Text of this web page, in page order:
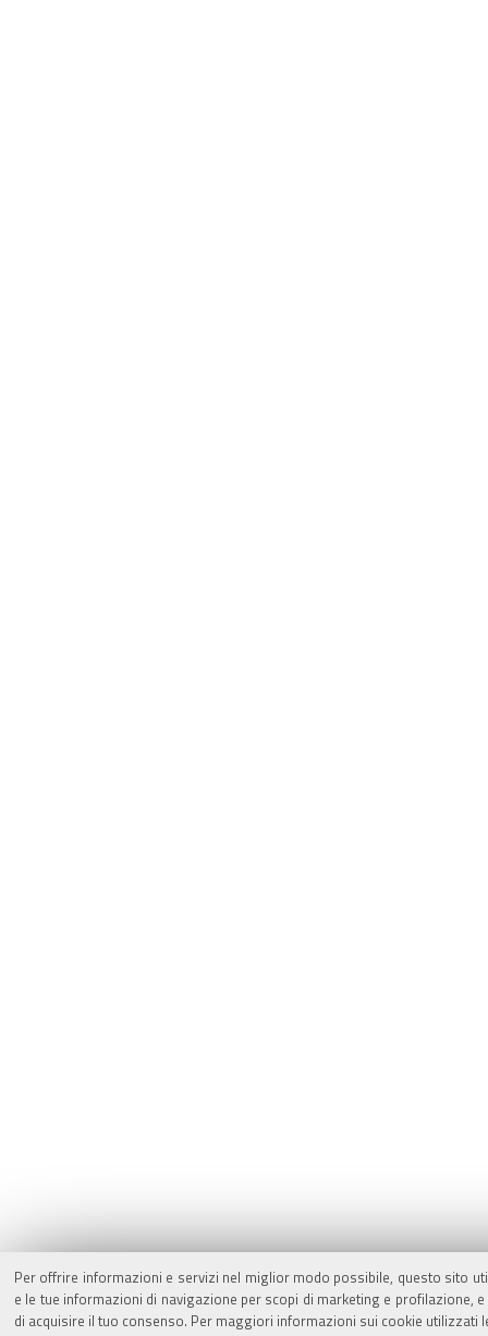
Per offrire informazioni e servizi nel miglior modo possibile, questo sito
e le tue informazioni di navigazione per scopi di marketing e
di acquisire il tuo consenso. Per maggiori informazioni sui cookie utilizzati